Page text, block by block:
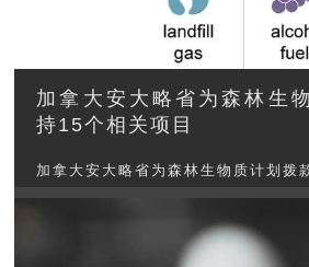
加拿大安大略省为森林生
持15个相关项目
加拿大安大略省为森林生物质计划拨